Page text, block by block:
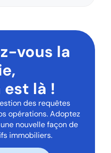
vous la
est là !
des requêtes
opérations. Adoptez
nouvelle façon de
immobiliers.